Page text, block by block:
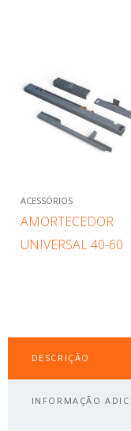
ACESSÓRIOS
AMORTECEDOR
UNIVERSAL 40-60
DESCRIÇÃO
INFORMAÇÃO